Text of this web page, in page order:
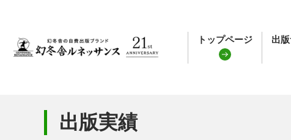
トップページ 出
出版実績